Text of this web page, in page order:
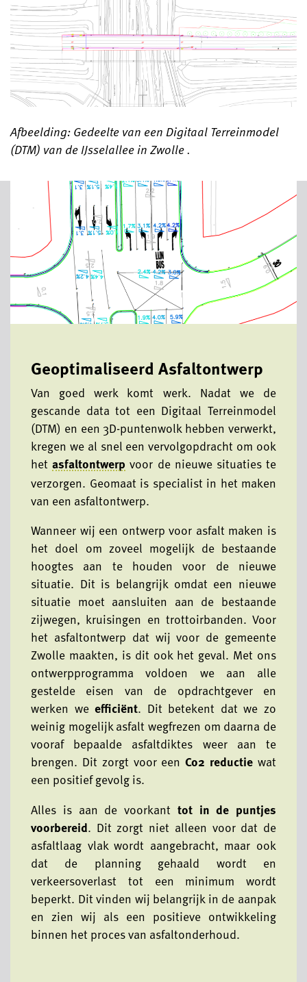
Afbeelding: Gedeelte van een Digitaal Terreinmodel
(DTM) van de IJsselallee in Zwolle .
Geoptimaliseerd Asfaltontwerp
Van goed werk komt werk. Nadat we de
gescande data tot een Digitaal Terreinmodel
(DTM) en een 3D-puntenwolk hebben verwerkt,
kregen we al snel een vervolgopdracht om ook
hetasfaltontwerp voor de nieuwe situaties te
verzorgen. Geomaat is specialist in het maken
van een asfaltontwerp.
Wanneer wij een ontwerp voor asfalt maken is
het doel om zoveel mogelijk de bestaande
hoogtes aan te houden voor de nieuwe
situatie. Dit is belangrijk omdat een nieuwe
situatie moet aansluiten aan de bestaande
zijwegen, kruisingen en trottoirbanden. Voor
het asfaltontwerp dat wij voor de gemeente
Zwolle maakten, is dit ook het geval. Met ons
ontwerpprogramma voldoen we aan alle
gestelde eisen van de opdrachtgever en
werken weefficiënt. Dit betekent dat we zo
weinig mogelijk asfalt wegfrezen om daarna de
vooraf bepaalde asfaltdiktes weer aan te
brengen. Dit zorgt voor eenCo2 reductie wat
een positief gevolg is.
Alles is aan de voorkant tot in de puntjes
voorbereid. Dit zorgt niet alleen voor dat de
asfaltlaag vlak wordt aangebracht, maar ook
dat de planning gehaald wordt en
verkeersoverlast tot een minimum wordt
beperkt. Dit vinden wij belangrijk in de aanpak
en zien wij als een positieve ontwikkeling
binnen het proces van asfaltonderhoud.